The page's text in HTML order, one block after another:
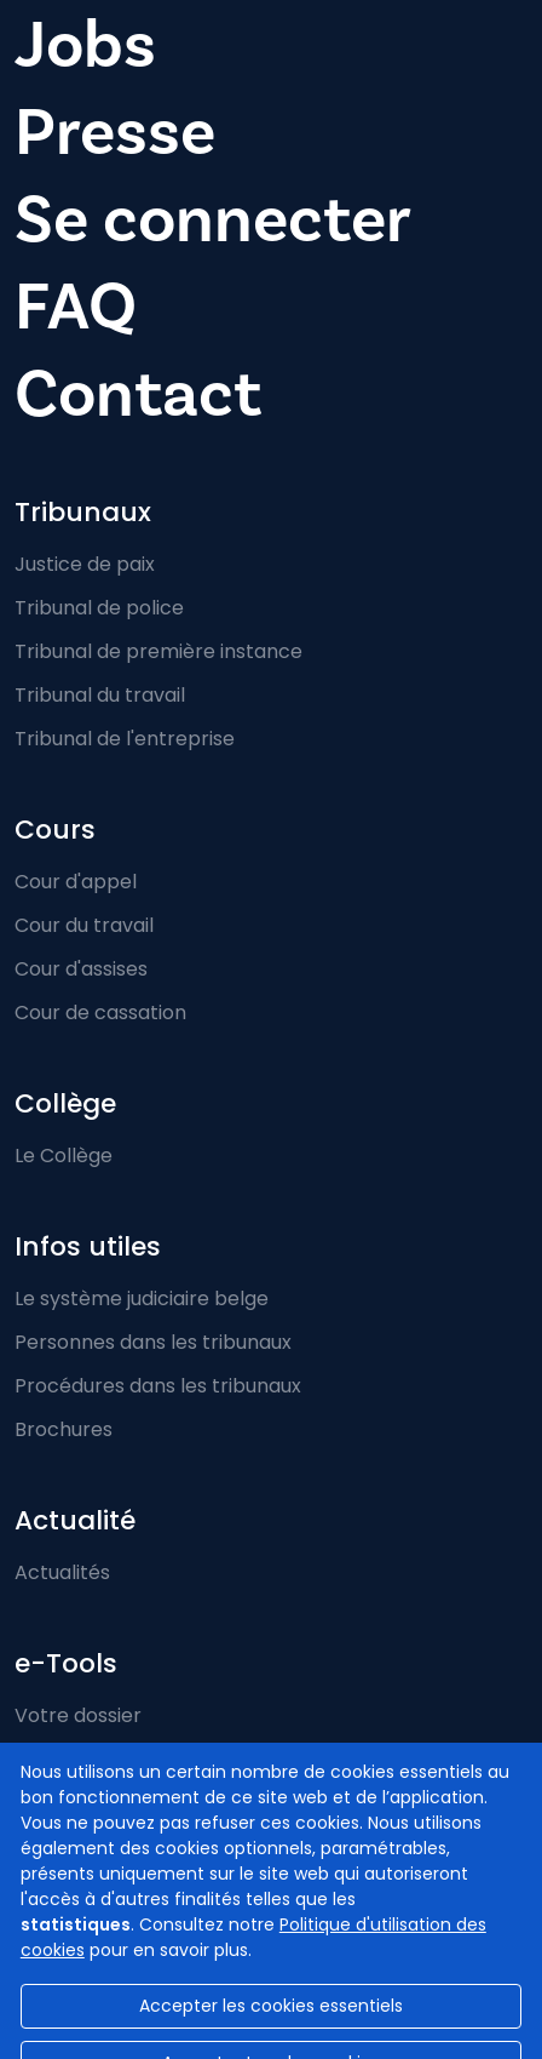
Nous utilisons un certain nombre de cookies essentiels au
bon fonctionnement de ce site web et de l’application.
Vous ne pouvez pas refuser ces cookies. Nous utilisons
également des cookies optionnels, paramétrables,
présents uniquement sur le site web qui autoriseront
l'accès à d'autres finalités telles que les
statistiques. Consultez notre Politique d'utilisation des
cookies pour en savoir plus.
Accepter les cookies essentiels
Jobs
Presse
Se connecter
FAQ
Contact
Footer-menu
Tribunaux
Justice de paix
Tribunal de police
Tribunal de première instance
Tribunal du travail
Tribunal de l'entreprise
Cours
Cour d'appel
Cour du travail
Cour d'assises
Cour de cassation
Collège
Le Collège
Infos utiles
Le système judiciaire belge
Personnes dans les tribunaux
Procédures dans les tribunaux
Brochures
Actualité
Actualités
e-Tools
Votre dossier
Just-on-web
e-Deposit
Compétence territoriale
© Cours et tribunaux de Belgique
2026